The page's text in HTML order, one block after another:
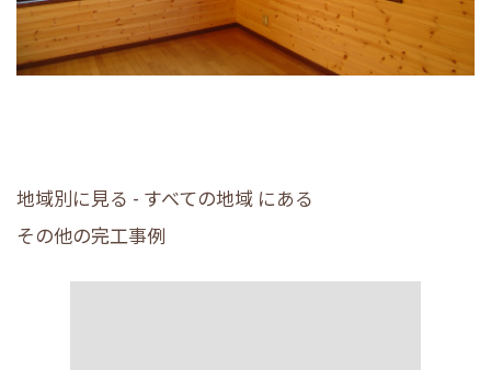
地域別に見る - すべての地域 にある
その他の完工事例